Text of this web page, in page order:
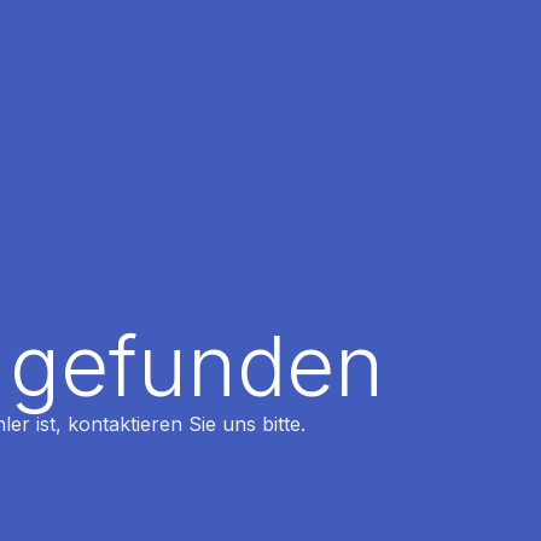
ist, kontaktieren Sie uns bitte.